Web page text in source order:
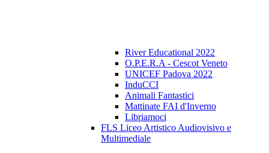
River Educational 2022
O.P.E.R.A - Cescot Veneto
UNICEF Padova 2022
InduCCI
Animali Fantastici
Mattinate FAI d'Inverno
Libriamoci
FLS Liceo Artistico Audiovisivo e
Multimediale